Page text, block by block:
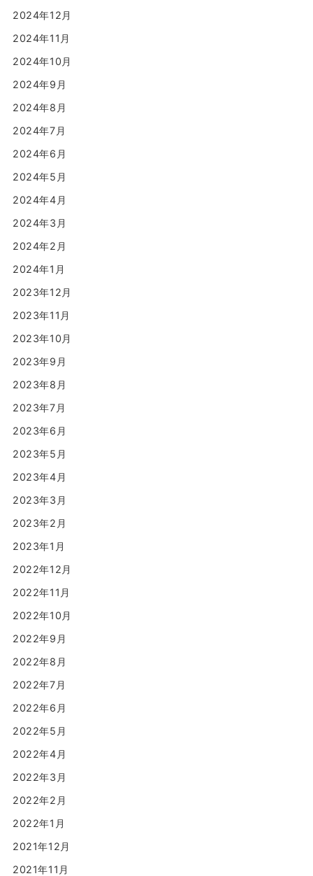
2024年12月
2024年11月
2024年10月
2024年9月
2024年8月
2024年7月
2024年6月
2024年5月
2024年4月
2024年3月
2024年2月
2024年1月
2023年12月
2023年11月
2023年10月
2023年9月
2023年8月
2023年7月
2023年6月
2023年5月
2023年4月
2023年3月
2023年2月
2023年1月
2022年12月
2022年11月
2022年10月
2022年9月
2022年8月
2022年7月
2022年6月
2022年5月
2022年4月
2022年3月
2022年2月
2022年1月
2021年12月
2021年11月